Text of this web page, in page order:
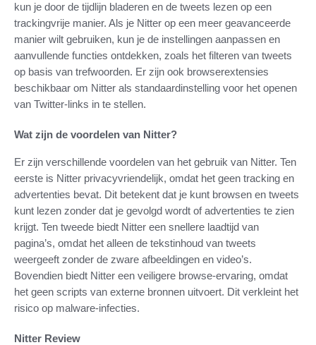
kun je door de tijdlijn bladeren en de tweets lezen op een
trackingvrije manier. Als je Nitter op een meer geavanceerde
manier wilt gebruiken, kun je de instellingen aanpassen en
aanvullende functies ontdekken, zoals het filteren van tweets
op basis van trefwoorden. Er zijn ook browserextensies
beschikbaar om Nitter als standaardinstelling voor het openen
van Twitter-links in te stellen.
Wat zijn de voordelen van Nitter?
Er zijn verschillende voordelen van het gebruik van Nitter. Ten
eerste is Nitter privacyvriendelijk, omdat het geen tracking en
advertenties bevat. Dit betekent dat je kunt browsen en tweets
kunt lezen zonder dat je gevolgd wordt of advertenties te zien
krijgt. Ten tweede biedt Nitter een snellere laadtijd van
pagina’s, omdat het alleen de tekstinhoud van tweets
weergeeft zonder de zware afbeeldingen en video’s.
Bovendien biedt Nitter een veiligere browse-ervaring, omdat
het geen scripts van externe bronnen uitvoert. Dit verkleint het
risico op malware-infecties.
Nitter Review